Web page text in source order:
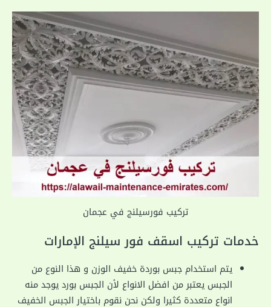
تركيب فورسيلنج في عجمان
خدمات تركيب اسقف فور سيلنج الإمارات
يتم استخدام جبس بوردة خفيف الوزن و هذا النوع من
الجبس يعتبر من افضل الانواع لأن الجبس بورد يوجد منه
انواع متعددة كثيرا ولكن نحن نقوم باختيار الجبس الخفيف